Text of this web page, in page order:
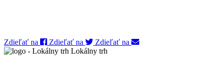
Zdieľať na Zdieľať na
Zdieľať na
Lokálny trh